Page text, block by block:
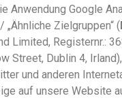
Anwendung Google
„Ähnliche Zielgruppen“ (
Limited, Registernr.:
Street, Dublin 4,
und anderen
auf unsere Website